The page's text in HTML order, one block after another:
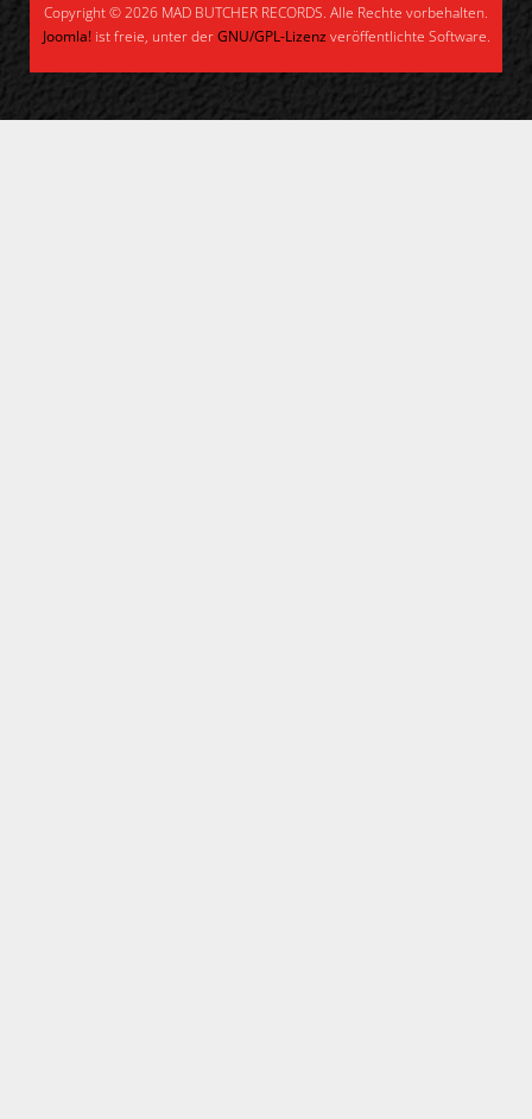
Copyright © 2026 MAD BUTCHER RECORDS. Alle Rechte vorbehalten.
Joomla!ist freie, unter derGNU/GPL-Lizenzveröffentlichte Software.